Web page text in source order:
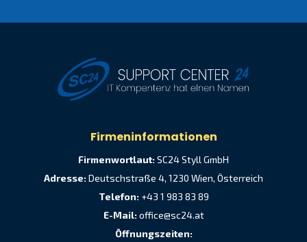
Firmeninformationen
Firmenwortlaut:SC24 Styll GmbH
Adresse:Deutschstraße 4, 1230 Wien, Österreich
Telefon: +43 1 983 83 89
E-Mail: office@sc24.at
Öffnungszeiten: